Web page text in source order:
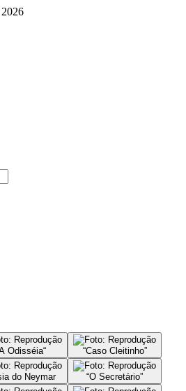
Odisséia“ “Caso Cleitinho”
do Neymar “O Secretário”